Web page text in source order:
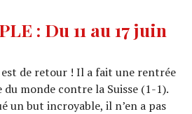
: Du 11 au 17 juin
de retour ! Il a fait une rentrée
du monde contre la Suisse (1-1).
un but incroyable, il n’en a pas